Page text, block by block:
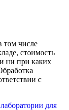
том числе
стоимость
ни при каких
с
для